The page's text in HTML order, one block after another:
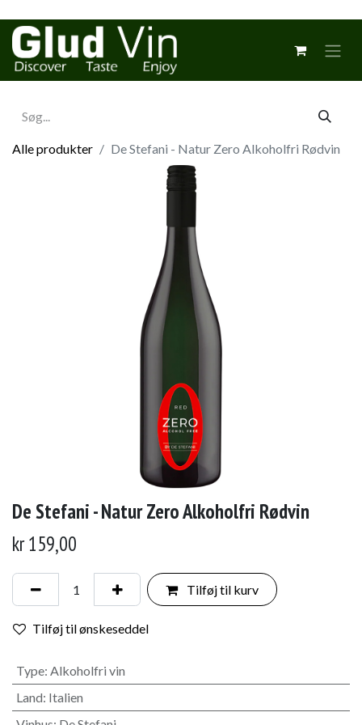
Alle produkter De Stefani - Natur Zero Alkoholfri Rødvin
De Stefani - Natur Zero Alkoholfri Rødvin
kr159,00
Tilføj til kurv
Tilføj til ønskeseddel
Type: Alkoholfri vin
Land: Italien